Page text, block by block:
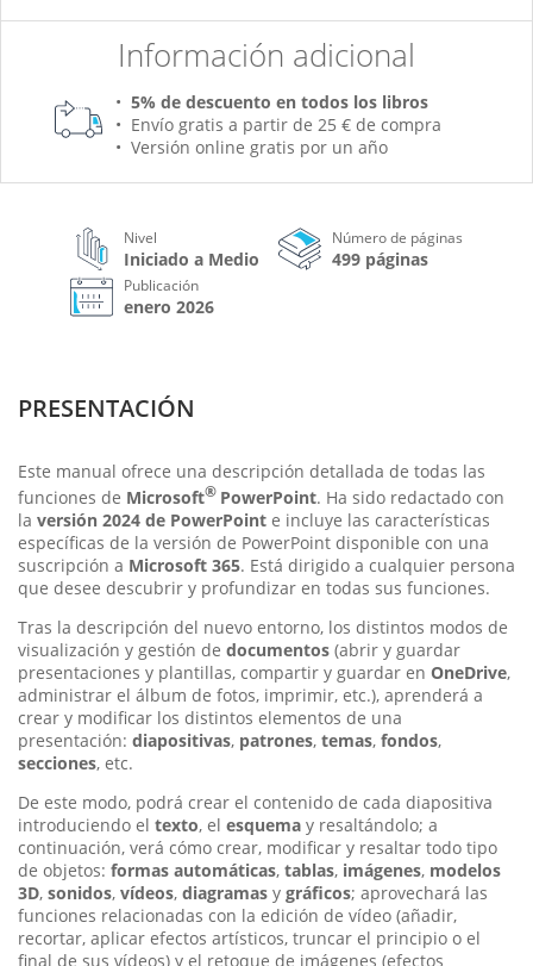
Información adicional
5% de descuento en todos los libros
Envío gratis a partir de 25 € de compra
Versión online gratis por un año
Nivel
Iniciado a Medio
Número de páginas
499 páginas
Publicación
enero 2026
PRESENTACIÓN
Este manual ofrece una descripción detallada de todas las
funciones de Microsoft® PowerPoint. Ha sido redactado con
la versión 2024 de PowerPoint e incluye las características
específicas de la versión de PowerPoint disponible con una
suscripción a Microsoft 365. Está dirigido a cualquier persona
que desee descubrir y profundizar en todas sus funciones.
Tras la descripción del nuevo entorno, los distintos modos de
visualización y gestión de documentos (abrir y guardar
presentaciones y plantillas, compartir y guardar en OneDrive,
administrar el álbum de fotos, imprimir, etc.), aprenderá a
crear y modificar los distintos elementos de una
presentación: diapositivas, patrones, temas, fondos,
secciones, etc.
De este modo, podrá crear el contenido de cada diapositiva
introduciendo el texto, el esquema y resaltándolo; a
continuación, verá cómo crear, modificar y resaltar todo tipo
de objetos: formas automáticas, tablas, imágenes, modelos
3D, sonidos, vídeos, diagramas y gráficos; aprovechará las
funciones relacionadas con la edición de vídeo (añadir,
recortar, aplicar efectos artísticos, truncar el principio o el
final de sus vídeos) y el retoque de imágenes (efectos